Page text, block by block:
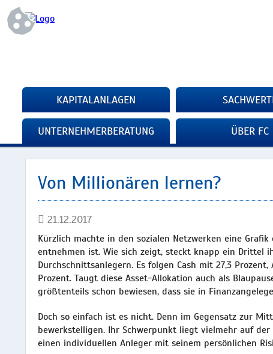
KAPITALANLAGEN
UNTERNEHMERBERATUNG ÜBER FC
Von Millionären lernen?
21.12.2017
Kürzlich machte in den sozialen Netzwerken eine
entnehmen ist. Wie sich zeigt, steckt knapp ein Drittel
Durchschnittsanlegern. Es folgen Cash mit 27,3
Prozent. Taugt diese Asset-Allokation auch als
größtenteils schon bewiesen, dass sie in
Doch so einfach ist es nicht. Denn im Gegensatz zur
bewerkstelligen. Ihr Schwerpunkt liegt vielmehr auf
einen individuellen Anleger mit seinem persönlichen